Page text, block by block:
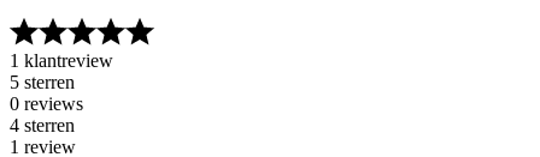
1 klantreview
5 sterren
0 reviews
4 sterren
1 review